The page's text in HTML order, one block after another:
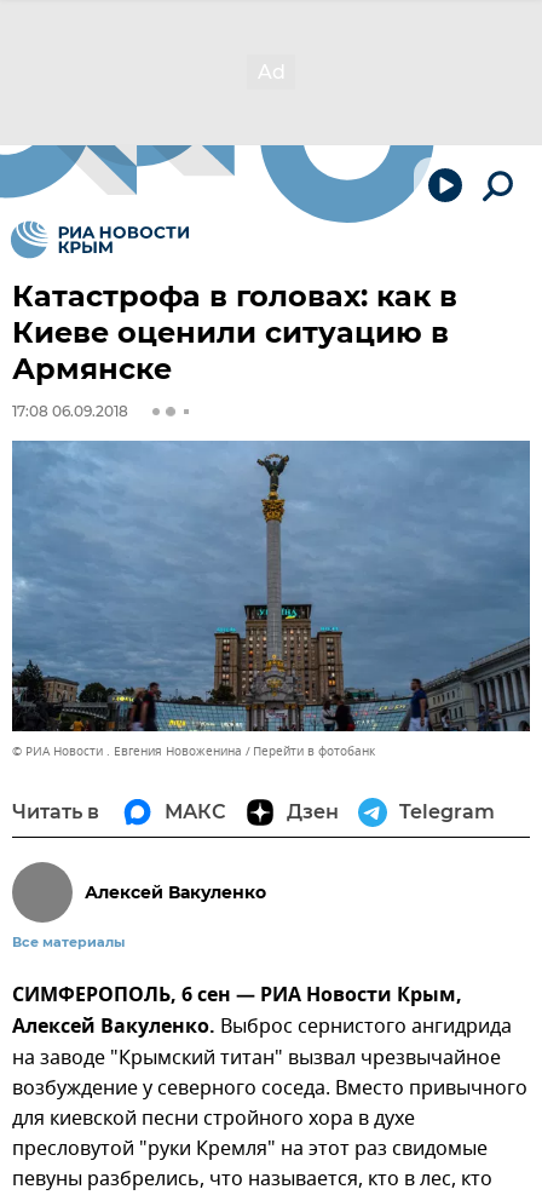
Катастрофа в головах: как в
Киеве оценили ситуацию в
Армянске
17:08 06.09.2018
© РИА Новости . Евгения Новоженина Перейти в фотобанк
Читать в МАКС Дзен Telegram
Алексей Вакуленко
Все материалы
СИМФЕРОПОЛЬ, 6 сен — РИА Новости Крым,
Алексей Вакуленко. Выброс сернистого ангидрида
на заводе "Крымский титан" вызвал чрезвычайное
возбуждение у северного соседа. Вместо привычного
для киевской песни стройного хора в духе
пресловутой "руки Кремля" на этот раз свидомые
певуны разбрелись, что называется, кто в лес, кто